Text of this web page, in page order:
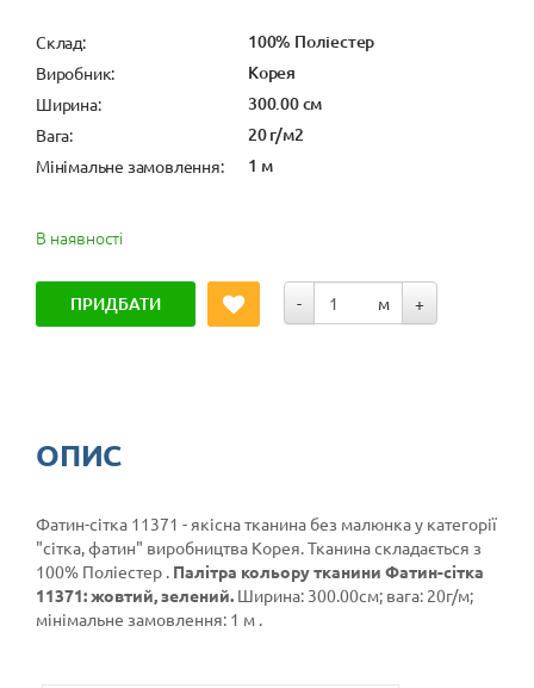
Cклад: 100% Поліестер
Виробник: Корея
Ширина: 300.00 см
Вага: 20 г/м2
Мінімальне замовлення: 1 м
В наявності
ПРИДБАТИ - м +
ОПИС
Фатин-сітка 11371 - якісна тканина без малюнка у категорії
"сітка, фатин" виробництва Корея. Тканина складається з
100% Поліестер . Палітра кольору тканини Фатин-сітка
11371: жовтий, зелений. Ширина: 300.00см; вага: 20г/м;
мінімальне замовлення: 1 м .